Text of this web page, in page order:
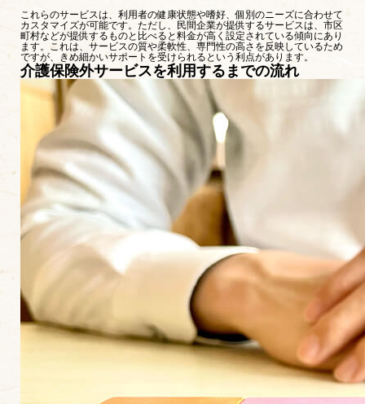
これらのサービスは、利用者の健康状態や嗜好、個別のニーズに合わせて
カスタマイズが可能です。ただし、民間企業が提供するサービスは、市区
町村などが提供するものと比べると料金が高く設定されている傾向にあり
ます。これは、サービスの質や柔軟性、専門性の高さを反映しているため
ですが、きめ細かいサポートを受けられるという利点があります。
介護保険外サービスを利用するまでの流れ